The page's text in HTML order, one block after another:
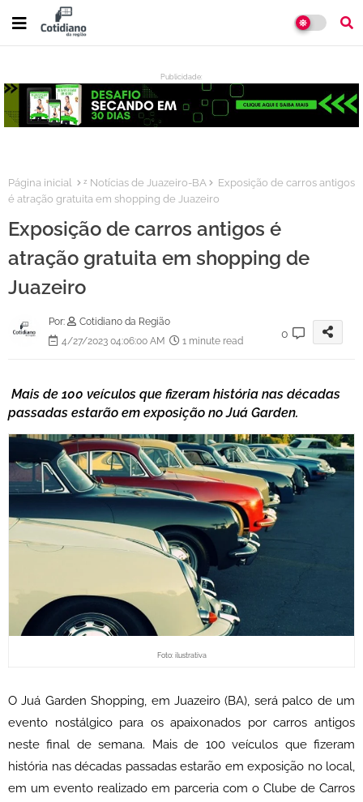
Publicidade:
:
Página inicial ᶻ Notícias de Juazeiro-BA
Exposição de carros antigos
é atração gratuita em shopping de Juazeiro
Exposição de carros antigos é
atração gratuita em shopping de
Juazeiro
Por:
Cotidiano da Região
4/27/2023 04:06:00 AM
1 minute read
0
Mais de 100 veículos que fizeram história nas décadas
passadas estarão em exposição no Juá Garden.
Foto: ilustrativa
O Juá Garden Shopping, em Juazeiro (BA), será palco de um
evento nostálgico para os apaixonados por carros antigos
neste final de semana. Mais de 100 veículos que fizeram
história nas décadas passadas estarão em exposição no local,
em um evento realizado em parceria com o Clube de Carros